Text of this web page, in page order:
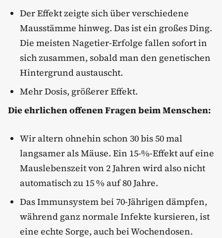
Der Effekt zeigte sich über verschiedene
Mausstämme hinweg. Das ist ein großes Ding.
Die meisten Nagetier-Erfolge fallen sofort in
sich zusammen, sobald man den genetischen
Hintergrund austauscht.
Mehr Dosis, größerer Effekt.
Die ehrlichen offenen Fragen beim Menschen:
Wir altern ohnehin schon 30 bis 50 mal
langsamer als Mäuse. Ein 15-%-Effekt auf eine
Mauslebenszeit von 2 Jahren wird also nicht
automatisch zu 15 % auf 80 Jahre.
Das Immunsystem bei 70-Jährigen dämpfen,
während ganz normale Infekte kursieren, ist
eine echte Sorge, auch bei Wochendosen.